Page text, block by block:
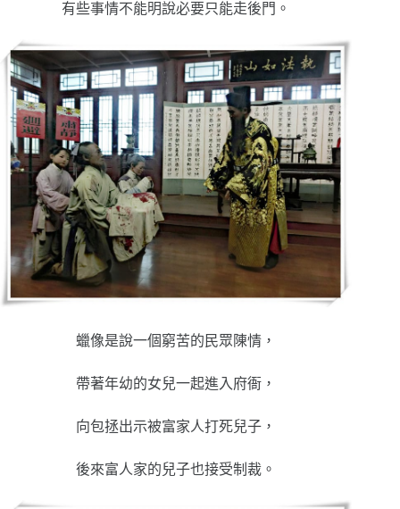
有些事情不能明說必要只能走後門。
蠟像是說一個窮苦的民眾陳情，
帶著年幼的女兒一起進入府衙，
向包拯出示被富家人打死兒子，
後來富人家的兒子也接受制裁。